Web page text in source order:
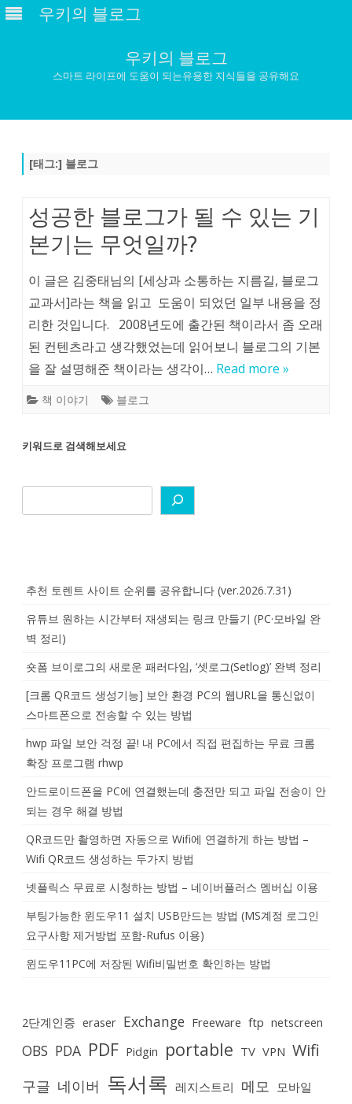
우키의 블로그
우키의 블로그
스마트 라이프에 도움이 되는유용한 지식들을 공유해요
[태그:] 블로그
성공한 블로그가 될 수 있는 기
본기는 무엇일까?
이 글은 김중태님의 [세상과 소통하는 지름길, 블로그
교과서]라는 책을 읽고 도움이 되었던 일부 내용을 정
리한 것입니다. 2008년도에 출간된 책이라서 좀 오래
된 컨텐츠라고 생각했었는데 읽어보니 블로그의 기본
을 잘 설명해준 책이라는 생각이… Read more »
책 이야기 블로그
키워드로 검색해보세요
추천 토렌트 사이트 순위를 공유합니다 (ver.2026.7.31)
유튜브 원하는 시간부터 재생되는 링크 만들기 (PC·모바일 완
벽 정리)
숏폼 브이로그의 새로운 패러다임, ‘셋로그(Setlog)’ 완벽 정리
[크롬 QR코드 생성기능] 보안 환경 PC의 웹URL을 통신없이
스마트폰으로 전송할 수 있는 방법
hwp 파일 보안 걱정 끝! 내 PC에서 직접 편집하는 무료 크롬
확장 프로그램 rhwp
안드로이드폰을 PC에 연결했는데 충전만 되고 파일 전송이 안
되는 경우 해결 방법
QR코드만 촬영하면 자동으로 Wifi에 연결하게 하는 방법 –
Wifi QR코드 생성하는 두가지 방법
넷플릭스 무료로 시청하는 방법 – 네이버플러스 멤버십 이용
부팅가능한 윈도우11 설치 USB만드는 방법 (MS계정 로그인
요구사항 제거방법 포함-Rufus 이용)
윈도우11PC에 저장된 Wifi비밀번호 확인하는 방법
2단계인증 eraser Exchange Freeware ftp netscreen
OBS PDA PDF Pidgin portable TV VPN Wifi
구글 네이버 독서록 레지스트리 메모 모바일